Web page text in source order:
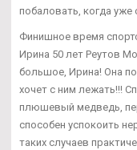
побаловать, когда уже
Финишное время
Ирина 50 лет Реутов
большое, Ирина! Она
хочет с ним лежать!!!
плюшевый медведь,
способен успокоить
таких случаев